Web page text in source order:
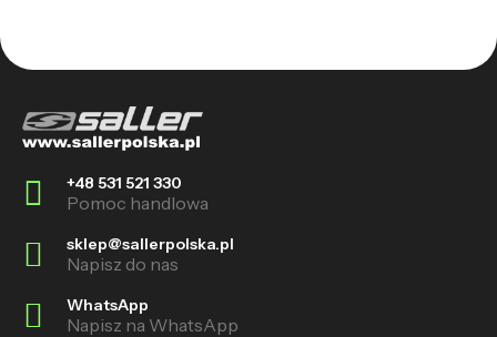
+48 531 521 330
Pomoc handlowa
sklep@sallerpolska.pl
Napisz do nas
WhatsApp
Napisz na WhatsApp